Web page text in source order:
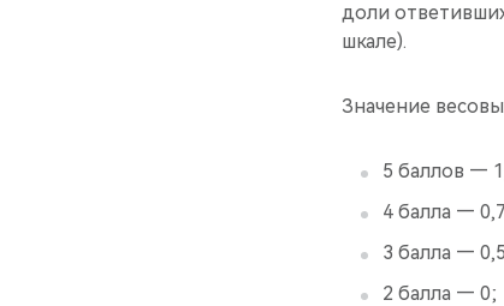
доли
шкале).
Значение
5 баллов —
4 балла —
3 балла —
2 балла — 0;